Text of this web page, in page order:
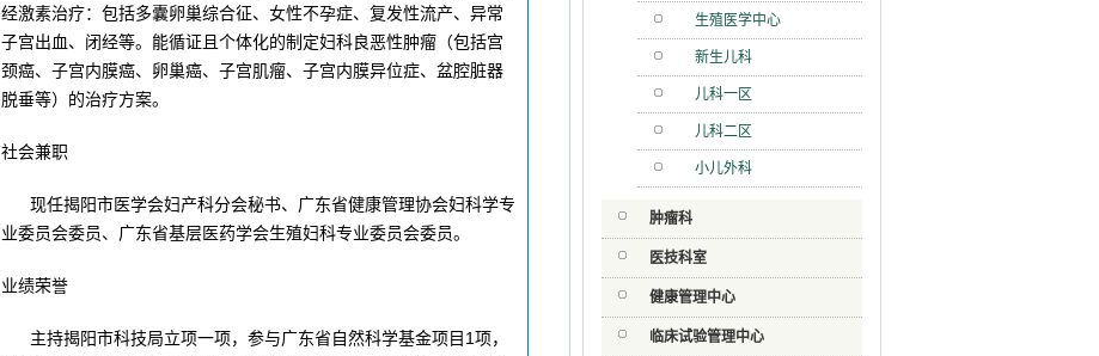
经激素治疗：包括多囊卵巢综合征、女性不孕症、复发性流产、异常
子宫出血、闭经等。能循证且个体化的制定妇科良恶性肿瘤（包括宫
颈癌、子宫内膜癌、卵巢癌、子宫肌瘤、子宫内膜异位症、盆腔脏器
脱垂等）的治疗方案。
社会兼职
现任揭阳市医学会妇产科分会秘书、广东省健康管理协会妇科学专
业委员会委员、广东省基层医药学会生殖妇科专业委员会委员。
业绩荣誉
主持揭阳市科技局立项一项，参与广东省自然科学基金项目1项，
生殖医学中心
新生儿科
儿科一区
儿科二区
小儿外科
肿瘤科
医技科室
健康管理中心
临床试验管理中心